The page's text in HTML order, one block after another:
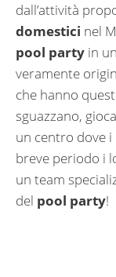
dall’attività
domestici nel
pool party in
veramente
che hanno
sguazzano,
un centro dove
breve periodo i
un team
del pool party!